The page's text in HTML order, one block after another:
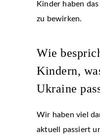
Kinder haben
zu bewirken.
Wie
Kindern,
Ukraine
Wir haben viel
aktuell passiert